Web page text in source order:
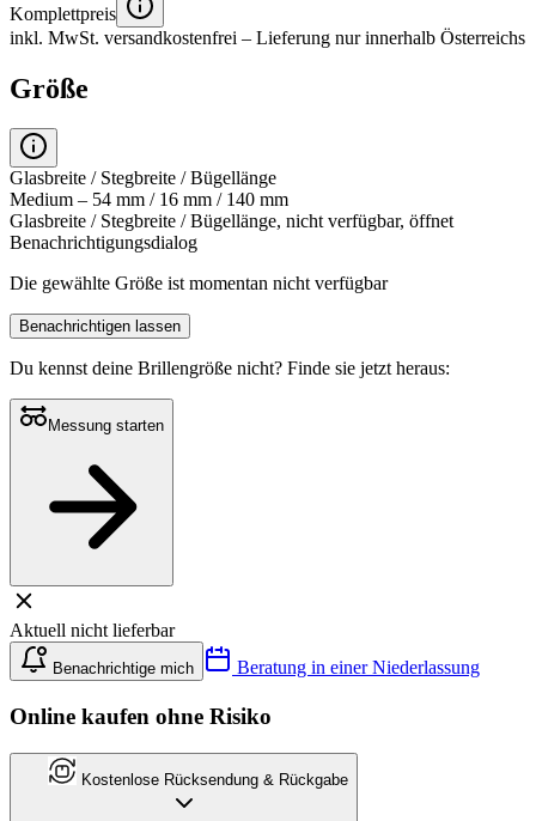
Komplettpreis
inkl. MwSt. versandkostenfrei – Lieferung nur innerhalb Österreichs
Größe
Glasbreite / Stegbreite / Bügellänge
Medium – 54 mm / 16 mm / 140 mm
Glasbreite / Stegbreite / Bügellänge, nicht verfügbar, öffnet
Benachrichtigungsdialog
Die gewählte Größe ist momentan nicht verfügbar
Benachrichtigen lassen
Du kennst deine Brillengröße nicht? Finde sie jetzt heraus:
Messung starten
Aktuell nicht lieferbar
Benachrichtige mich Beratung in einer Niederlassung
Online kaufen ohne Risiko
Kostenlose Rücksendung & Rückgabe